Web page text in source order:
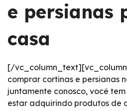
e persianas
casa
[/
comprar cortinas e persianas
juntamente conosco, você
estar adquirindo produtos de